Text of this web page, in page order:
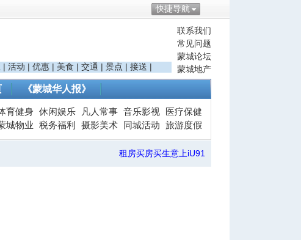
快捷导航
联系我们
常见问题
蒙城论坛
蒙城地产
| 活动 | 优惠 | 美食 | 交通 | 景点 | 接送 |
《蒙城华人报》
育健身 休闲娱乐 凡人常事 音乐影视
医疗保健
城物业 税务福利 摄影美术 同城活动 旅游度假
租房买房买生意上iU91